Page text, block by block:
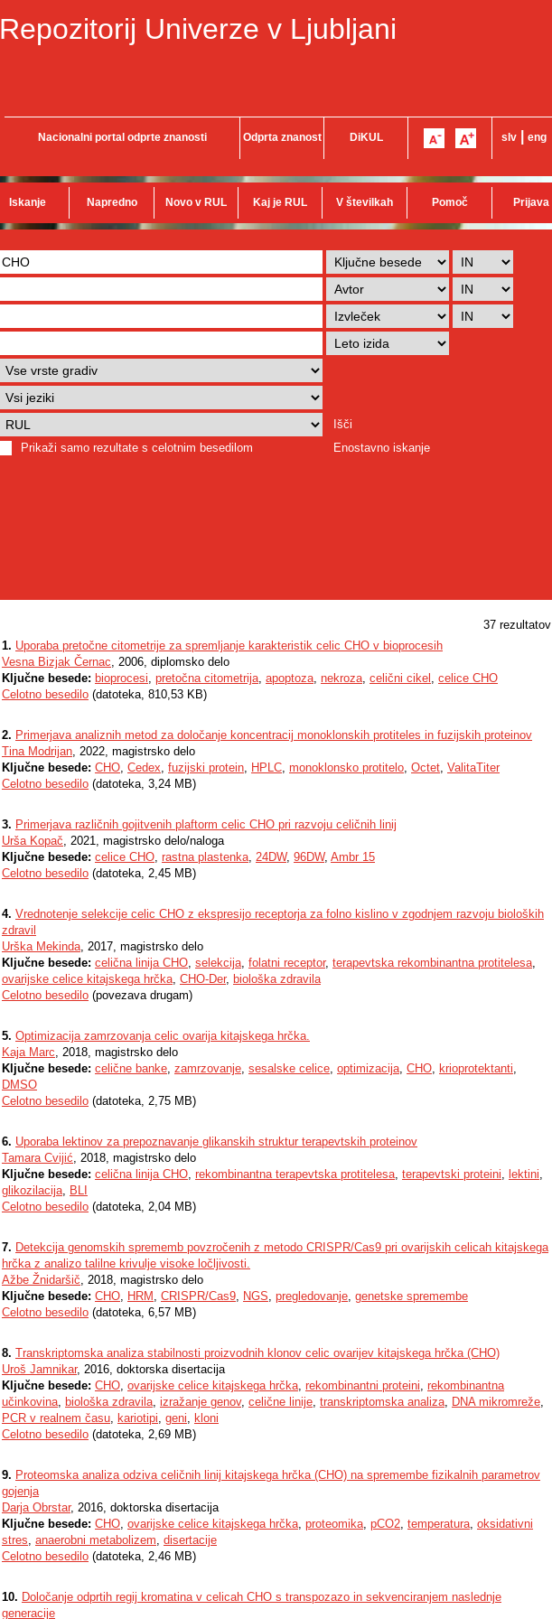
Repozitorij Univerze v Ljubljani
Nacionalni portal odprte znanosti Odprta znanost DiKUL slv eng
Iskanje Napredno Novo v RUL Kaj je RUL V številkah Pomoč Prijava
Išči
Prikaži samo rezultate s celotnim besedilom
Enostavno iskanje
37 rezultatov
1. Uporaba pretočne citometrije za spremljanje karakteristik celic CHO v bioprocesih
Vesna Bizjak Černac, 2006, diplomsko delo
Ključne besede: bioprocesi, pretočna citometrija, apoptoza, nekroza, celični cikel , celice CHO
Celotno besedilo (datoteka, 810,53 KB)
2. Primerjava analiznih metod za določanje koncentracij monoklonskih protiteles in fuzijskih proteinov
Tina Modrijan, 2022, magistrsko delo
Ključne besede: CHO, Cedex, fuzijski protein, HPLC, monoklonsko protitelo, Octet, ValitaTiter
Celotno besedilo (datoteka, 3,24 MB)
3. Primerjava različnih gojitvenih plaftorm celic CHO pri razvoju celičnih linij
Urša Kopač, 2021, magistrsko delo/naloga
Ključne besede: celice CHO, rastna plastenka, 24DW, 96DW, Ambr 15
Celotno besedilo (datoteka, 2,45 MB)
4. Vrednotenje selekcije celic CHO z ekspresijo receptorja za folno kislino v zgodnjem razvoju bioloških
zdravil
Urška Mekinda, 2017, magistrsko delo
Ključne besede: celična linija CHO, selekcija, folatni receptor, terapevtska rekombinantna protitelesa,
ovarijske celice kitajskega hrčka, CHO-Der, biološka zdravila
Celotno besedilo (povezava drugam)
5. Optimizacija zamrzovanja celic ovarija kitajskega hrčka.
Kaja Marc, 2018, magistrsko delo
Ključne besede: celične banke, zamrzovanje, sesalske celice, optimizacija, CHO, krioprotektanti,
DMSO
Celotno besedilo (datoteka, 2,75 MB)
6. Uporaba lektinov za prepoznavanje glikanskih struktur terapevtskih proteinov
Tamara Cvijić, 2018, magistrsko delo
Ključne besede: celična linija CHO, rekombinantna terapevtska protitelesa, terapevtski proteini, lektini,
glikozilacija, BLI
Celotno besedilo (datoteka, 2,04 MB)
7. Detekcija genomskih sprememb povzročenih z metodo CRISPR/Cas9 pri ovarijskih celicah kitajskega
hrčka z analizo talilne krivulje visoke ločljivosti.
Ažbe Žnidaršič, 2018, magistrsko delo
Ključne besede: CHO, HRM , CRISPR/Cas9, NGS, pregledovanje, genetske spremembe
Celotno besedilo (datoteka, 6,57 MB)
8. Transkriptomska analiza stabilnosti proizvodnih klonov celic ovarijev kitajskega hrčka (CHO)
Uroš Jamnikar, 2016, doktorska disertacija
Ključne besede: CHO, ovarijske celice kitajskega hrčka, rekombinantni proteini, rekombinantna
učinkovina, biološka zdravila, izražanje genov, celične linije, transkriptomska analiza, DNA mikromreže,
PCR v realnem času, kariotipi, geni, kloni
Celotno besedilo (datoteka, 2,69 MB)
9. Proteomska analiza odziva celičnih linij kitajskega hrčka (CHO) na spremembe fizikalnih parametrov
gojenja
Darja Obrstar, 2016, doktorska disertacija
Ključne besede: CHO, ovarijske celice kitajskega hrčka, proteomika, pCO2, temperatura, oksidativni
stres, anaerobni metabolizem, disertacije
Celotno besedilo (datoteka, 2,46 MB)
10. Določanje odprtih regij kromatina v celicah CHO s transpozazo in sekvenciranjem naslednje
generacije